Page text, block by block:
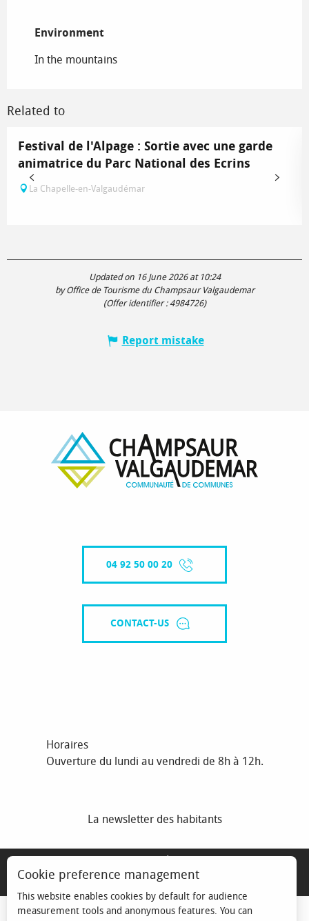
Environment
Environment
In the mountains
Related to
Festival de l'Alpage : Sortie avec une garde
animatrice du Parc National des Ecrins
La Chapelle-en-Valgaudémar
Updated on 16 June 2026 at 10:24
by Office de Tourisme du Champsaur Valgaudemar
(Offer identifier :4984726)
Report mistake
04 92 50 00 20
CONTACT-US
Horaires
Ouverture du lundi au vendredi de 8h à 12h.
La newsletter des habitants
Cookie preference management
This website enables cookies by default for audience
measurement tools and anonymous features. You can